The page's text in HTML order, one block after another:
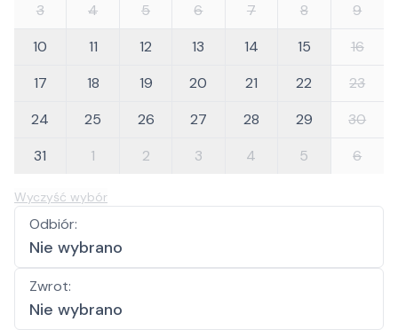
3
4 5 6 7 8
9
10
11 12 13 14 15
16
17
18 19 20 21 22
23
24
25 26 27 28 29
30
31
1 2 3 4 5 6
Wyczyść wybór
Odbiór:
Nie wybrano
Zwrot:
Nie wybrano